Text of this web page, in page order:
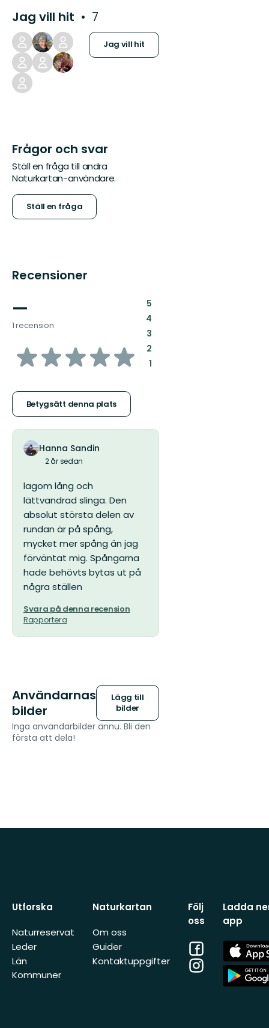
Jag vill hit 7
Jag vill hit
Frågor och svar
Ställ en fråga till andra
Naturkartan-användare.
Ställ en fråga
Recensioner
—
1 recension
av
stjärnor
Betygsätt denna plats
5:
4:
3:
2:
1:
Hanna Sandin
2 år sedan
lagom lång och
lättvandrad slinga. Den
absolut största delen av
rundan är på spång,
mycket mer spång än jag
förväntat mig. Spångarna
hade behövts bytas ut på
några ställen
Svara på denna recension
Rapportera
Användarnas
bilder
Lägg till
bilder
Inga användarbilder ännu. Bli den
första att dela!
Utforska
Naturreservat
Leder
Län
Kommuner
Naturkartan
Om oss
Guider
Kontaktuppgifter
Följ
oss
Facebook
Instagram
Ladda
app
App
Store
App
Store